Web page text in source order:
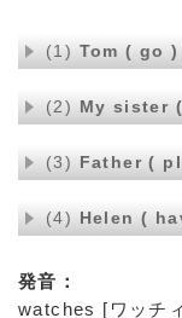
(1) Tom ( go
(2) My sister
(3) Father (
(4) Helen (
発音：
watches [ワッチ